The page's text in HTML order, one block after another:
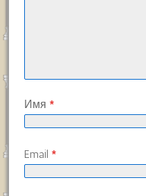
Имя *
Email *